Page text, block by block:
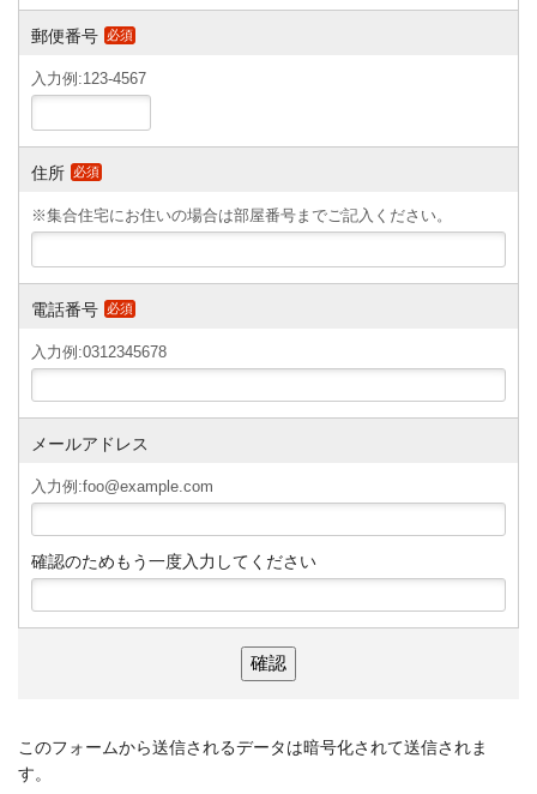
郵便番号 必須
入力例:123-4567
住所 必須
※集合住宅にお住いの場合は部屋番号までご記入ください。
電話番号 必須
入力例:0312345678
メールアドレス
入力例:foo@example.com
確認のためもう一度入力してください
このフォームから送信されるデータは暗号化されて送信されま
す。